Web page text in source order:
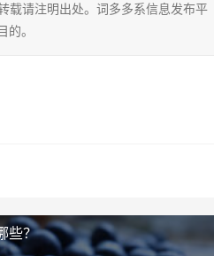
载请注明出处。词多多系信息发布平
。
些？